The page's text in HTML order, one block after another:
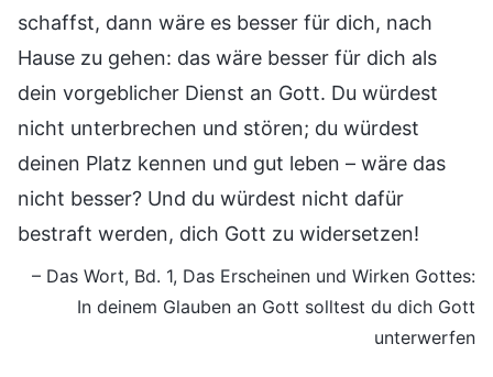
schaffst, dann wäre es besser für dich, nach
Hause zu gehen: das wäre besser für dich als
dein vorgeblicher Dienst an Gott. Du würdest
nicht unterbrechen und stören; du würdest
deinen Platz kennen und gut leben – wäre das
nicht besser? Und du würdest nicht dafür
bestraft werden, dich Gott zu widersetzen!
– Das Wort, Bd. 1, Das Erscheinen und Wirken Gottes:
In deinem Glauben an Gott solltest du dich Gott
unterwerfen